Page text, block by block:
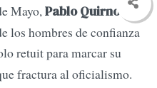
Mayo,Pablo Quirno —
los hombres de confianza
retuit para marcar su
fractura al oficialismo.